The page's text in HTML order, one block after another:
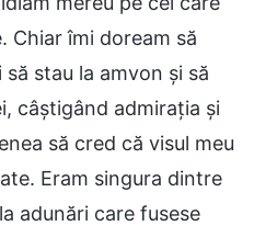
Chiar îmi doream să
stau la amvon și să
câștigând admirația și
să cred că visul meu
Eram singura dintre
adunări care fusese